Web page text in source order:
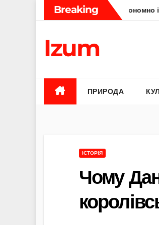
Breaking
як планувати смачно, економно і без
Izum
ПРИРОДА
ІСТОРІЯ
Чому